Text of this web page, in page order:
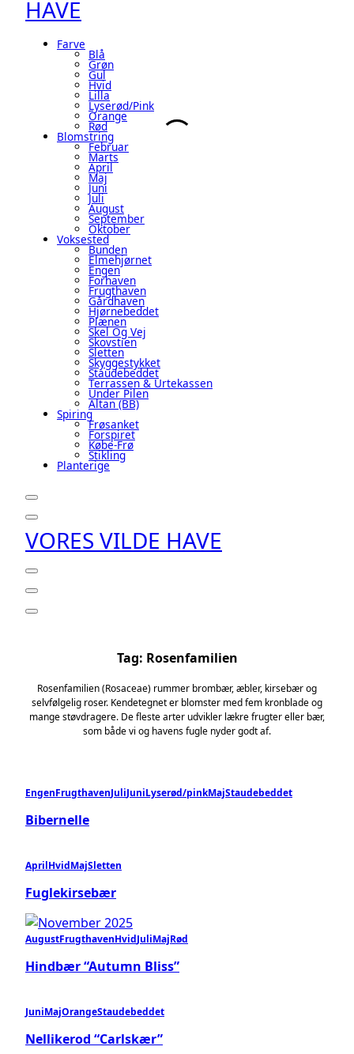
HAVE
Farve
Blå
Grøn
Gul
Hvid
Lilla
Lyserød/pink
Orange
Rød
Blomstring
Februar
Marts
April
Maj
Juni
Juli
August
September
Oktober
Voksested
Bunden
Elmehjørnet
Engen
Forhaven
Frugthaven
Gårdhaven
Hjørnebeddet
Plænen
Skel Og Vej
Skovstien
Sletten
Skyggestykket
Staudebeddet
Terrassen & Urtekassen
Under Pilen
Altan (BB)
Spiring
Frøsanket
Forspiret
Købe-Frø
Stikling
Planterige
VORES VILDE HAVE
Tag: Rosenfamilien
Rosenfamilien (Rosaceae) rummer brombær, æbler, kirsebær og
selvfølgelig roser. Kendetegnet er blomster med fem kronblade og
mange støvdragere. De fleste arter udvikler lækre frugter eller bær,
som både vi og havens fugle nyder godt af.
EngenFrugthavenJuliJuniLyserød/pinkMajStaudebeddet
Bibernelle
AprilHvidMajSletten
Fuglekirsebær
AugustFrugthavenHvidJuliMajRød
Hindbær “Autumn Bliss”
JuniMajOrangeStaudebeddet
Nellikerod “Carlskær”